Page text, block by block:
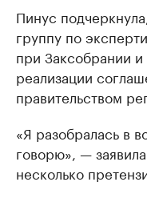
Пинус
группу по
при Заксобрании
реализации
правительством
«Я разобралась в
говорю», —
несколько